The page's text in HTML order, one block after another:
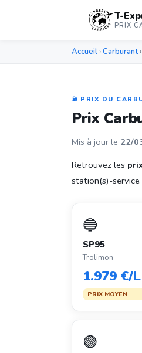
T-
PRIX
Accueil ›Carburant›
⛽ PRIX DU
Prix
Mis à jour le 22/
Retrouvez les
station(s)-
🔵
SP95
Trolimon
1.979 €/L
PRIX MOYEN
🟢